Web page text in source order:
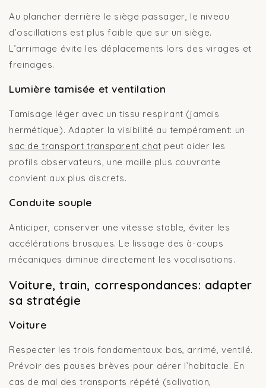
Au plancher derrière le siège passager, le niveau
d’oscillations est plus faible que sur un siège.
L’arrimage évite les déplacements lors des virages et
freinages.
Lumière tamisée et ventilation
Tamisage léger avec un tissu respirant (jamais
hermétique). Adapter la visibilité au tempérament: un
sac de transport transparent chat peut aider les
profils observateurs, une maille plus couvrante
convient aux plus discrets.
Conduite souple
Anticiper, conserver une vitesse stable, éviter les
accélérations brusques. Le lissage des à-coups
mécaniques diminue directement les vocalisations.
Voiture, train, correspondances: adapter
sa stratégie
Voiture
Respecter les trois fondamentaux: bas, arrimé, ventilé.
Prévoir des pauses brèves pour aérer l’habitacle. En
cas de mal des transports répété (salivation,